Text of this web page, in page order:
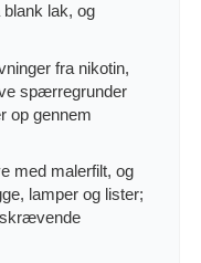
lak, og
fra nikotin,
spærregrunder
op gennem
med malerfilt, og
lamper og lister;